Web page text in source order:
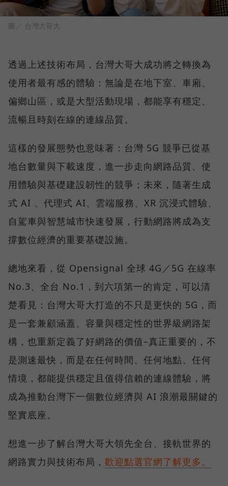
圖／ 台灣大哥大
透過上述技術布局，台灣大哥大成功將之轉換為
使用者最有感的體驗：無論是在地下室、車廂、
偏鄉山區，或是大型活動現場，都能享有穩定、
流暢且時刻在線的連線品質。
這樣的發展態勢也意味著：台灣 5G 競爭已從基
地台數量與下載速度，進一步走向網路品質、使
用體驗與基礎建設韌性的競爭；未來，隨著生成
式 AI 、代理式 AI、雲端服務、XR 沉浸式體驗、
自駕車與智慧城市快速發展，行動網路將成為支
撐數位經濟的重要基礎設施。
總地來看，從 Opensignal 全球 4G／5G 在線率
No.3、全台 No.1，到六項第一的肯定，可以清
楚看見：台灣大哥大打造的不只是更快的 5G，而
是一套兼顧涵蓋、容量與穩定性的世界級網路架
構，也重新定義了好網路的價值–真正重要的，不
是測速最快，而是在任何時間、任何地點、任何
情境，都能提供穩定且值得信賴的連線體驗，將
成為推動台灣下一個數位經濟與 AI 浪潮最關鍵的
堅實底座。
想進一步了解台灣大哥大領先全台、接軌世界的
網路實力與技術布局， 歡迎點選官網了解更多。